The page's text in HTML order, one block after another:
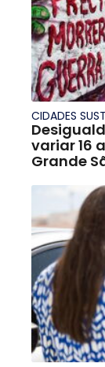
CIDADES
variar 16
Grande